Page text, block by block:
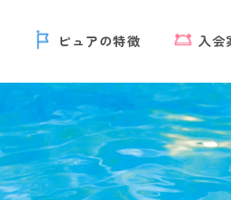
ピュアの特徴 入会